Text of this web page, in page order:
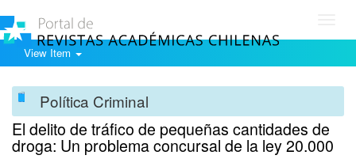
View Item
Política Criminal
El delito de tráfico de pequeñas cantidades de
droga: Un problema concursal de la ley 20.000